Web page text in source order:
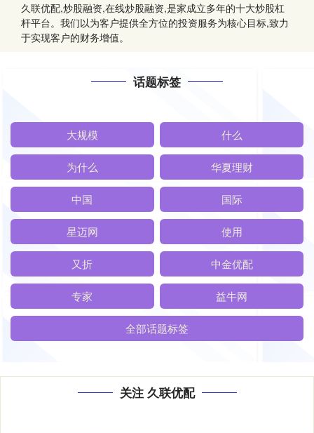
久联优配,炒股融资,在线炒股融资,是家成立多年的十大炒股杠
杆平台。我们以为客户提供全方位的投资服务为核心目标,致力
于实现客户的财务增值。
话题标签
大规模 什么
为什么 华夏理财
中国 国际
星迈网 使用
又折 中金优配
专家 益牛网
全部话题标签
关注 久联优配